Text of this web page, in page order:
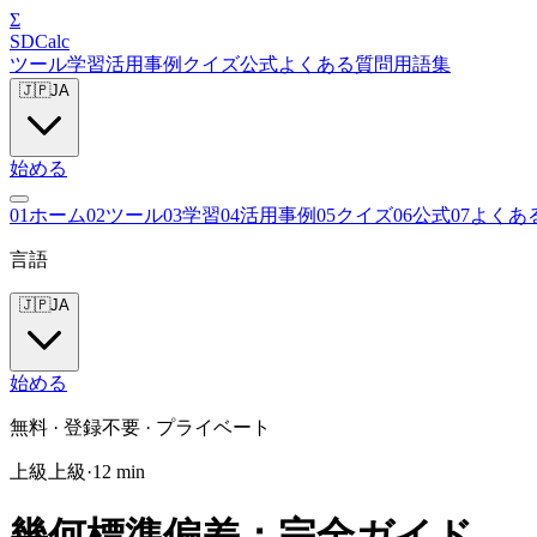
Σ
SDCalc
ツール学習活用事例 クイズ公式よくある質問 用語集
🇯🇵JA
始める
01 ホーム02ツール03学習04活用事例05クイズ06公式07よくあ
言語
🇯🇵JA
始める
無料 · 登録不要 · プライベート
上級 上級·12 min